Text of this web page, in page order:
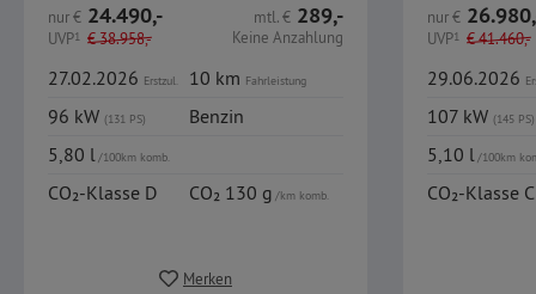
nur€ 24.490,-
UVP1 €38.958,-
mtl.€ 289,-
Keine Anzahlung
27.02.2026 Erstzul. 10 km Fahrleistung
96 kW (131 PS)
Benzin
5,80 l/100km komb.
CO₂-Klasse D CO₂ 130 g/km komb.
Merken
nur€
UVP1 €41.460,-
29.06.2026
107 kW (145 PS)
5,10 l/100km
CO₂-Klasse C